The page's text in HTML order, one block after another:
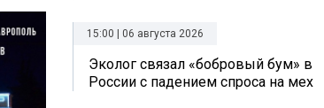
15:00 | 06 августа 2026
Эколог связал «бобровый бум» в
России с падением спроса на мех